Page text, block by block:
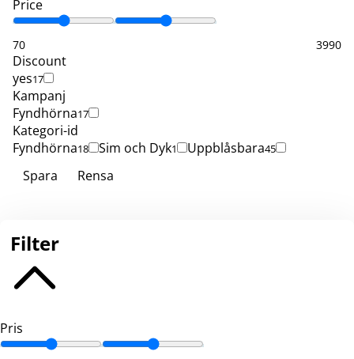
Price
70 3990
Discount
yes17
Kampanj
Fyndhörna17
Kategori-id
Fyndhörna18 Sim och Dyk1 Uppblåsbara45
Spara Rensa
Filter
Pris